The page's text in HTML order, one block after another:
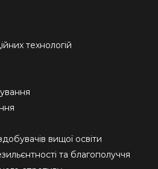
технологій
вищої освіти
та благополуччя